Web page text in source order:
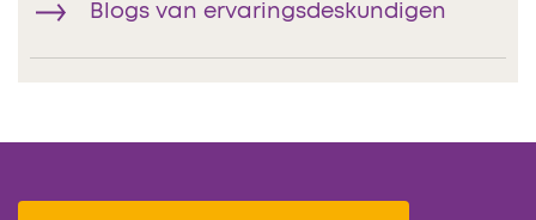
Blogs van ervaringsdeskundigen